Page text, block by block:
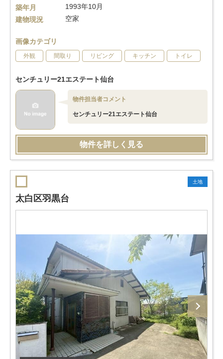
築年月
1993年10月
建物現況
空家
画像カテゴリ
外観 間取り リビング キッチン トイレ
センチュリー21エステート仙台
物件担当者コメント
センチュリー21エステート仙台
物件を詳しく見る
土地
太白区羽黒台